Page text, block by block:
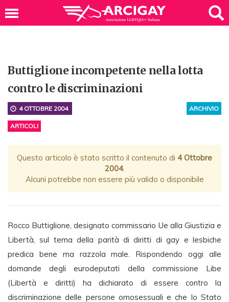
Buttiglione incompetente nella lotta
contro le discriminazioni
ARCHIVIO
4 OTTOBRE 2004
ARTICOLI
Questo articolo è stato scritto il contenuto di 4 Ottobre
2004.
Alcuni potrebbe non essere più valido o disponibile
Rocco Buttiglione, designato commissario Ue alla Giustizia e
Libertà, sul tema della parità di diritti di gay e lesbiche
predica bene ma razzola male. Rispondendo oggi alle
domande degli eurodeputati della commissione Libe
(Libertà e diritti) ha dichiarato di essere contro la
discriminazione delle persone omosessuali e che lo Stato